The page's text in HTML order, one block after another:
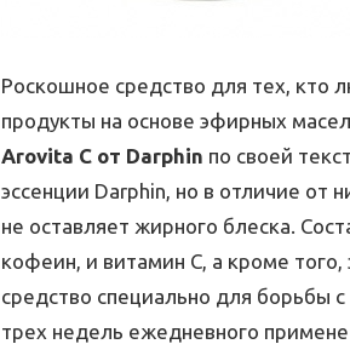
Роскошное средство для тех, кто
продукты на основе эфирных
Arovita C от Darphin по своей
эссенции Darphin, но в отличие от
не оставляет жирного блеска.
кофеин, и витамин С, а кроме
средство специально для борьбы
трех недель ежедневного